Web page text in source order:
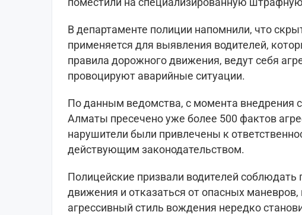
В департаменте полиции напомнили, что
применяется для выявления водителей,
правила дорожного движения, ведут себя
провоцируют аварийные ситуации.
По данным ведомства, с момента внедрения
Алматы пресечено уже более 500 фактов
нарушители были привлечены к
действующим законодательством.
Полицейские призвали водителей соблюдать
движения и отказаться от опасных
агрессивный стиль вождения нередко